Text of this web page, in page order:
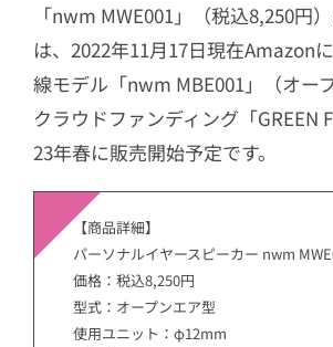
「nwm MWE001」（税込8,250円
は、2022年11月17日現在Amazon
線モデル「nwm MBE001」（オー
クラウドファンディング「GREEN
23年春に販売開始予定です。
【商品詳細】
パーソナルイヤースピーカー nwm
価格：税込8,250円
型式：オープンエア型
使用ユニット：φ12mm